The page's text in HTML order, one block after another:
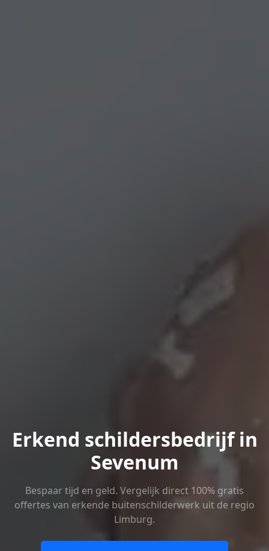
Erkend schildersbedrijf in
Sevenum
Bespaar tijd en geld. Vergelijk direct 100% gratis
offertes van erkende buitenschilderwerk uit de regio
Limburg.